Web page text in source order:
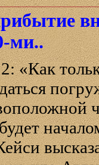
ми..
«Как